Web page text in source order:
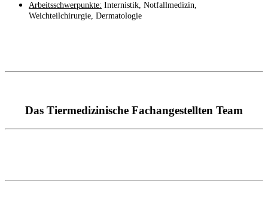
Arbeitsschwerpunkte: Internistik, Notfallmedizin,
Weichteilchirurgie, Dermatologie
Das Tiermedizinische Fachangestellten Team